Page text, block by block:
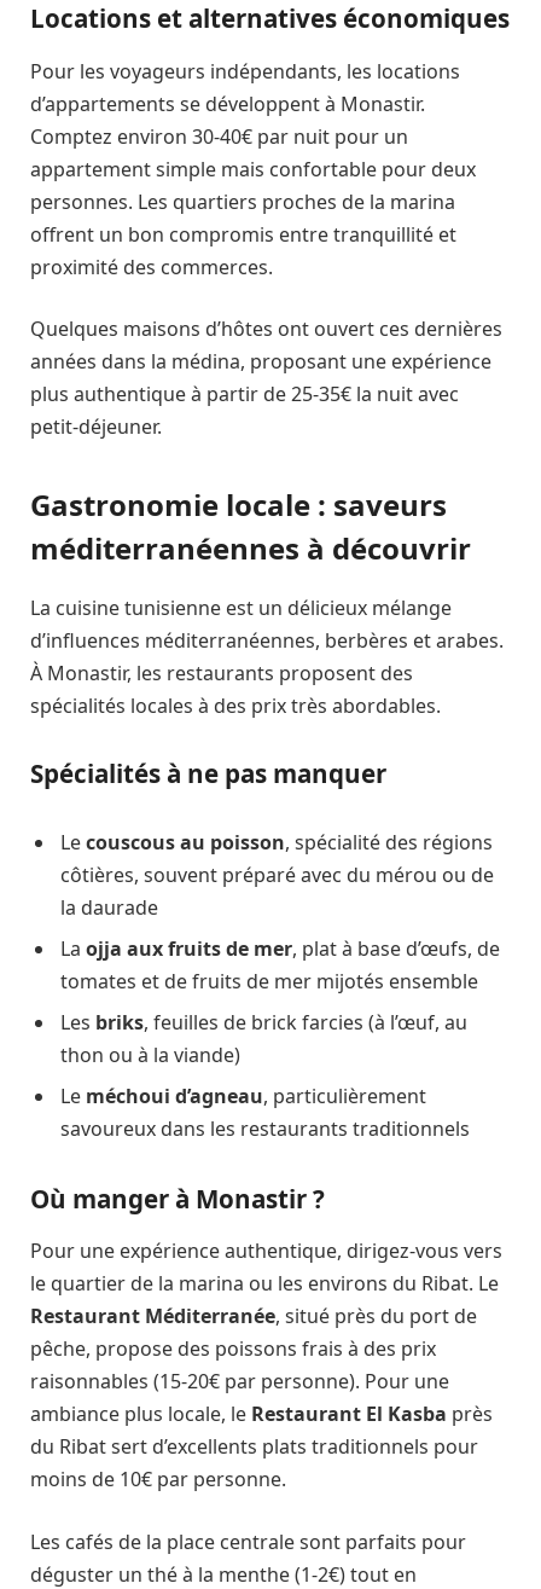
Locations et alternatives économiques
Pour les voyageurs indépendants, les locations
d’appartements se développent à Monastir.
Comptez environ 30-40€ par nuit pour un
appartement simple mais confortable pour deux
personnes. Les quartiers proches de la marina
offrent un bon compromis entre tranquillité et
proximité des commerces.
Quelques maisons d’hôtes ont ouvert ces dernières
années dans la médina, proposant une expérience
plus authentique à partir de 25-35€ la nuit avec
petit-déjeuner.
Gastronomie locale : saveurs
méditerranéennes à découvrir
La cuisine tunisienne est un délicieux mélange
d’influences méditerranéennes, berbères et arabes.
À Monastir, les restaurants proposent des
spécialités locales à des prix très abordables.
Spécialités à ne pas manquer
Lecouscous au poisson, spécialité des régions
côtières, souvent préparé avec du mérou ou de
la daurade
La ojja aux fruits de mer, plat à base d’œufs, de
tomates et de fruits de mer mijotés ensemble
Les briks, feuilles de brick farcies (à l’œuf, au
thon ou à la viande)
Le méchoui d’agneau, particulièrement
savoureux dans les restaurants traditionnels
Où manger à Monastir ?
Pour une expérience authentique, dirigez-vous vers
le quartier de la marina ou les environs du Ribat. Le
Restaurant Méditerranée, situé près du port de
pêche, propose des poissons frais à des prix
raisonnables (15-20€ par personne). Pour une
ambiance plus locale, le Restaurant El Kasba près
du Ribat sert d’excellents plats traditionnels pour
moins de 10€ par personne.
Les cafés de la place centrale sont parfaits pour
déguster un thé à la menthe (1-2€) tout en